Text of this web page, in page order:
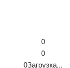
0
0
0Загрузка...